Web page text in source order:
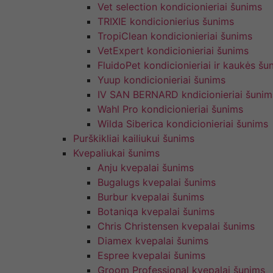
Vet selection kondicionieriai šunims
TRIXIE kondicionierius šunims
TropiClean kondicionieriai šunims
VetExpert kondicionieriai šunims
FluidoPet kondicionieriai ir kaukės
Yuup kondicionieriai šunims
IV SAN BERNARD kndicionieriai
Wahl Pro kondicionieriai šunims
Wilda Siberica kondicionieriai šunims
Purškikliai kailiukui šunims
Kvepaliukai šunims
Anju kvepalai šunims
Bugalugs kvepalai šunims
Burbur kvepalai šunims
Botaniqa kvepalai šunims
Chris Christensen kvepalai šunims
Diamex kvepalai šunims
Espree kvepalai šunims
Groom Professional kvepalai šunims